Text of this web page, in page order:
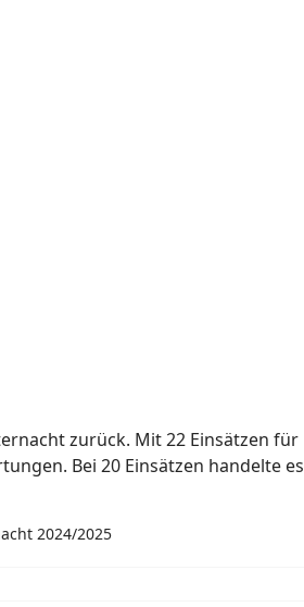
zurück. Mit 22 Einsätzen für
Bei 20 Einsätzen handelte es
2024/2025